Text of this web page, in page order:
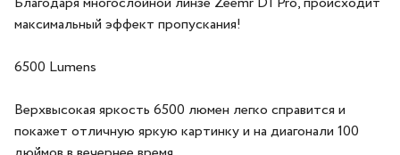
максимальный эффект пропускания!
6500 Lumens
Верхвысокая яркость 6500 люмен легко справится и
покажет отличную яркую картинку и на диагонали 100